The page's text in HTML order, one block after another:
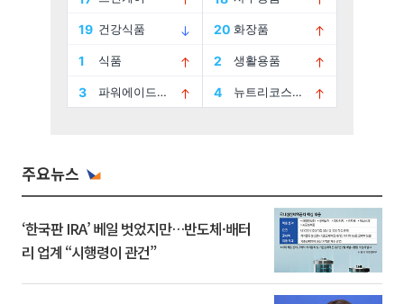
주요뉴스
‘한국판 IRA’ 베일 벗었지만…반도체·배터
리 업계 “시행령이 관건”